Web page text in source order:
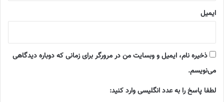
ایمیل
ذخیره نام، ایمیل و وبسایت من در مرورگر برای زمانی که دوباره دیدگاهی
می‌نویسم.
لطفا پاسخ را به عدد انگلیسی وارد کنید: